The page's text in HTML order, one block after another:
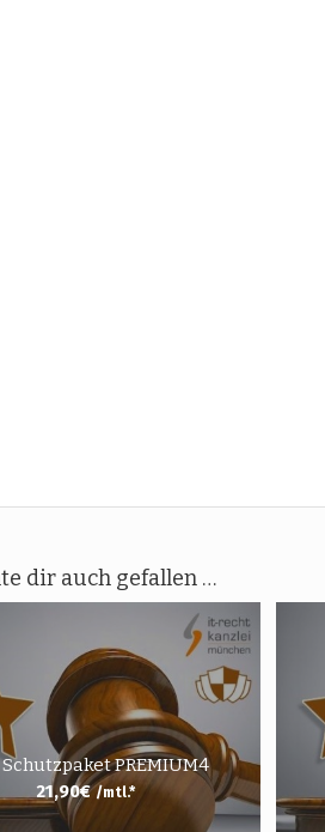
dir auch gefallen …
Schutzpaket PREMIUM4
21,90€ /mtl.*